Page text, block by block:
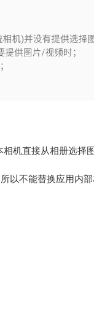
机直接从相册选择
以不能替换应用内部